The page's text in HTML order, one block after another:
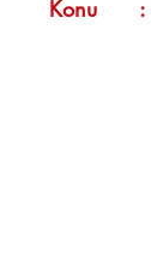
Konu :